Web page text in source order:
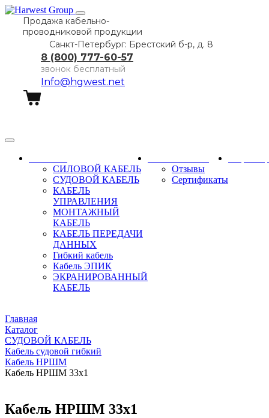
Продажа кабельно-
проводниковой продукции
Санкт-Петербург: Брестский б-р, д. 8
8 (800) 777-60-57
звонок бесплатный
Info@hgwest.net
СИЛОВОЙ КАБЕЛЬ
СУДОВОЙ КАБЕЛЬ
КАБЕЛЬ
УПРАВЛЕНИЯ
МОНТАЖНЫЙ
КАБЕЛЬ
КАБЕЛЬ ПЕРЕДАЧИ
ДАННЫХ
Гибкий кабель
Кабель ЭПИК
ЭКРАНИРОВАННЫЙ
КАБЕЛЬ
Отзывы
Сертификаты
Главная
Каталог
СУДОВОЙ КАБЕЛЬ
Кабель судовой гибкий
Кабель НРШМ
Кабель НРШМ 33х1
Кабель НРШМ 33х1